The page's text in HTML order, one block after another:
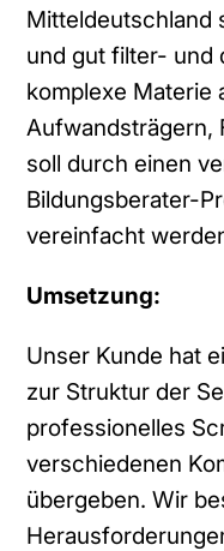
Mitteldeutschland
und gut filter- und
komplexe Materie
Aufwandsträgern,
soll durch einen
Bildungsberater-
vereinfacht
Umsetzung:
Unser Kunde hat
zur Struktur der
professionelles
verschiedenen
übergeben. Wir